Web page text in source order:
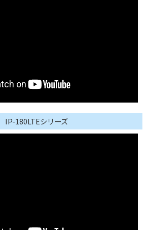
IP-180LTEシリーズ